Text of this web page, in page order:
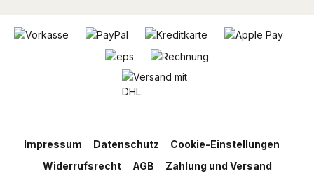
Impressum Datenschutz
Cookie-Einstellungen
Widerrufsrecht
AGB Zahlung und Versand